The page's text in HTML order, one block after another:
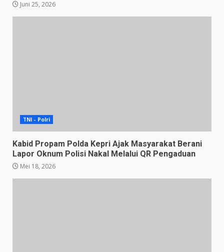
Juni 25, 2026
TNI - Polri
Kabid Propam Polda Kepri Ajak Masyarakat Berani
Lapor Oknum Polisi Nakal Melalui QR Pengaduan
Mei 18, 2026